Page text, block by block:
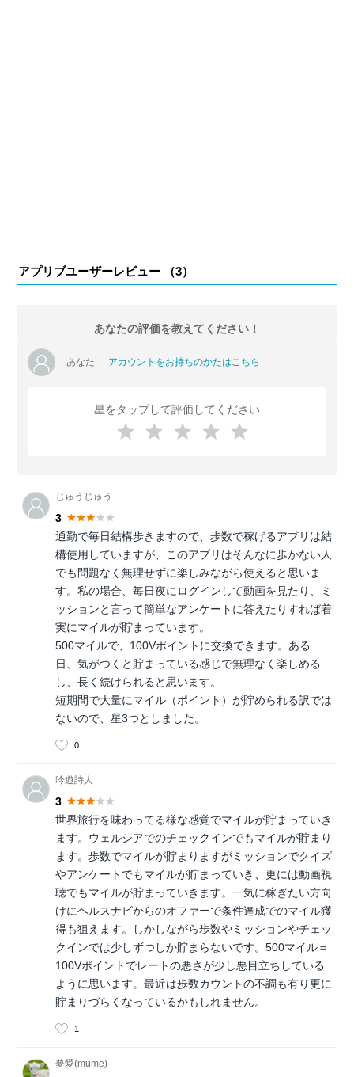
アプリブユーザーレビュー （3）
あなたの評価を教えてください！
あなた アカウントをお持ちのかたはこちら
星をタップして評価してください
じゅうじゅう
3
通勤で毎日結構歩きますので、歩数で稼げるアプリは結
構使用していますが、このアプリはそんなに歩かない人
でも問題なく無理せずに楽しみながら使えると思いま
す。私の場合、毎日夜にログインして動画を見たり、ミ
ッションと言って簡単なアンケートに答えたりすれば着
実にマイルが貯まっています。
500マイルで、100Vポイントに交換できます。ある
日、気がつくと貯まっている感じで無理なく楽しめる
し、長く続けられると思います。
短期間で大量にマイル（ポイント）が貯められる訳では
ないので、星3つとしました。
0
吟遊詩人
3
世界旅行を味わってる様な感覚でマイルが貯まっていき
ます。ウェルシアでのチェックインでもマイルが貯まり
ます。歩数でマイルが貯まりますがミッションでクイズ
やアンケートでもマイルが貯まっていき、更には動画視
聴でもマイルが貯まっていきます。一気に稼ぎたい方向
けにヘルスナビからのオファーで条件達成でのマイル獲
得も狙えます。しかしながら歩数やミッションやチェッ
クインでは少しずつしか貯まらないです。500マイル＝
100Vポイントでレートの悪さが少し悪目立ちしている
ように思います。最近は歩数カウントの不調も有り更に
貯まりづらくなっているかもしれません。
1
夢愛(mume)